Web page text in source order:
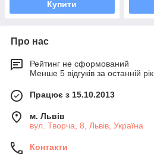
Купити
Про нас
Рейтинг не сформований
Менше 5 відгуків за останній рік
Працює з 15.10.2013
м. Львів
вул. Творча, 8, Львів, Україна
Контакти